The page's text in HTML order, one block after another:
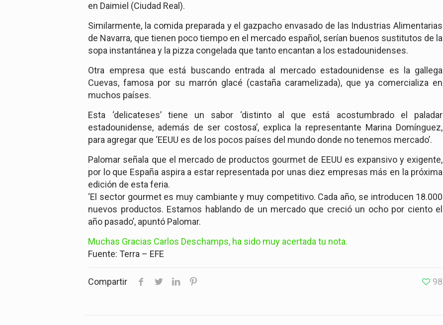
en Daimiel (Ciudad Real).
Similarmente, la comida preparada y el gazpacho envasado de las Industrias Alimentarias
de Navarra, que tienen poco tiempo en el mercado español, serían buenos sustitutos de la
sopa instantánea y la pizza congelada que tanto encantan a los estadounidenses.
Otra empresa que está buscando entrada al mercado estadounidense es la gallega
Cuevas, famosa por su marrón glacé (castaña caramelizada), que ya comercializa en
muchos países.
Esta ‘delicateses’ tiene un sabor ‘distinto al que está acostumbrado el paladar
estadounidense, además de ser costosa’, explica la representante Marina Domínguez,
para agregar que ‘EEUU es de los pocos países del mundo donde no tenemos mercado’.
Palomar señala que el mercado de productos gourmet de EEUU es expansivo y exigente,
por lo que España aspira a estar representada por unas diez empresas más en la próxima
edición de esta feria.
‘El sector gourmet es muy cambiante y muy competitivo. Cada año, se introducen 18.000
nuevos productos. Estamos hablando de un mercado que creció un ocho por ciento el
año pasado’, apuntó Palomar.
Muchas Gracias Carlos Deschamps, ha sido muy acertada tu nota.
Fuente: Terra – EFE
Compartir 98